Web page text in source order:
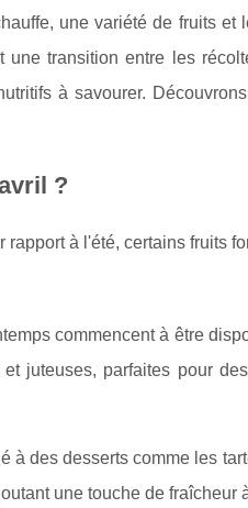
une variété de fruits et
transition entre les
à savourer.
?
à l'été, certains fruits
commencent à être
juteuses, parfaites pour
à des desserts comme les
une touche de fraîcheur